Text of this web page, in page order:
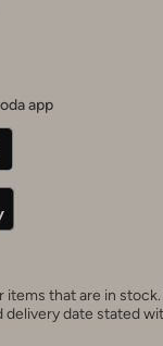
(Français)
app
items that are in stock.
date stated